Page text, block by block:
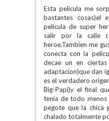
Esta pelicula me
bastantes cosas)el
pelicula de super
salir por la calle
heroe.Tambien me
conecta con la
decae un en ciertas
adaptacion)que dan
es el verdadero
Big-Papi)y el final
tenia de todo menos
pegote que la chica
chalado totalmente